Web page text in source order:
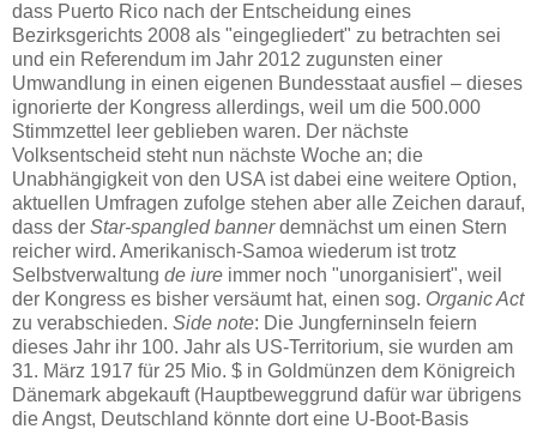
dass Puerto Rico nach der Entscheidung eines
Bezirksgerichts 2008 als "eingegliedert" zu betrachten sei
und ein Referendum im Jahr 2012 zugunsten einer
Umwandlung in einen eigenen Bundesstaat ausfiel – dieses
ignorierte der Kongress allerdings, weil um die 500.000
Stimmzettel leer geblieben waren. Der nächste
Volksentscheid steht nun nächste Woche an; die
Unabhängigkeit von den USA ist dabei eine weitere Option,
aktuellen Umfragen zufolge stehen aber alle Zeichen darauf,
dass der Star-spangled bannerdemnächst um einen Stern
reicher wird. Amerikanisch-Samoa wiederum ist trotz
Selbstverwaltung de iure immer noch "unorganisiert", weil
der Kongress es bisher versäumt hat, einen sog. Organic Act
zu verabschieden. Side note: Die Jungferninseln feiern
dieses Jahr ihr 100. Jahr als US-Territorium, sie wurden am
31. März 1917 für 25 Mio. $ in Goldmünzen dem Königreich
Dänemark abgekauft (Hauptbeweggrund dafür war übrigens
die Angst, Deutschland könnte dort eine U-Boot-Basis